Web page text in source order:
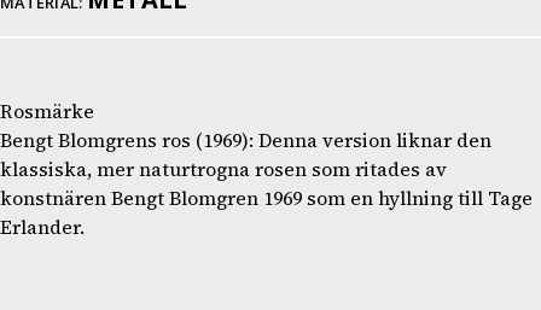
Rosmärke
Bengt Blomgrens ros (1969): Denna version liknar den
klassiska, mer naturtrogna rosen som ritades av
konstnären Bengt Blomgren 1969 som en hyllning till Tage
Erlander.